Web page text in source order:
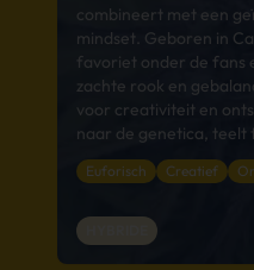
combineert met een
mindset. Geboren in
favoriet onder de fans
zachte rook en
voor creativiteit en
naar de genetica,
Euforisch Creatief